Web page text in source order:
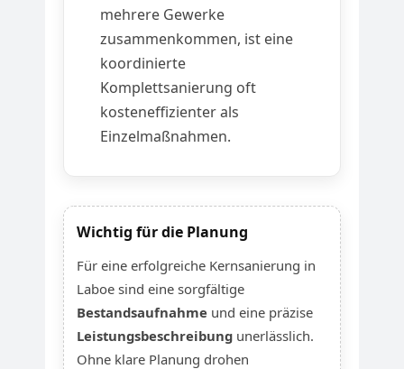
mehrere Gewerke
zusammenkommen, ist eine
koordinierte
Komplettsanierung oft
kosteneffizienter als
Einzelmaßnahmen.
Wichtig für die Planung
Für eine erfolgreiche Kernsanierung in
Laboe sind eine sorgfältige
Bestandsaufnahme und eine präzise
Leistungsbeschreibung unerlässlich.
Ohne klare Planung drohen